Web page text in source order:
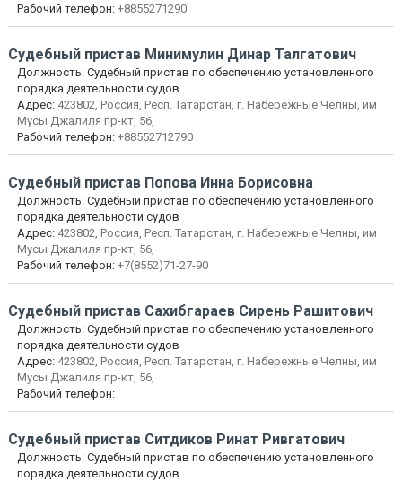
Рабочий телефон:+8855271290
Судебный пристав Минимулин Динар Талгатович
Должность: Судебный пристав по обеспечению установленного
порядка деятельности судов
Адрес:423802, Россия, Респ. Татарстан, г. Набережные Челны, им
Мусы Джалиля пр-кт, 56,
Рабочий телефон:+88552712790
Судебный пристав Попова Инна Борисовна
Должность: Судебный пристав по обеспечению установленного
порядка деятельности судов
Адрес:423802, Россия, Респ. Татарстан, г. Набережные Челны, им
Мусы Джалиля пр-кт, 56,
Рабочий телефон:+7(8552)71-27-90
Судебный пристав Сахибгараев Сирень Рашитович
Должность: Судебный пристав по обеспечению установленного
порядка деятельности судов
Адрес:423802, Россия, Респ. Татарстан, г. Набережные Челны, им
Мусы Джалиля пр-кт, 56,
Рабочий телефон:
Судебный пристав Ситдиков Ринат Ривгатович
Должность: Судебный пристав по обеспечению установленного
порядка деятельности судов